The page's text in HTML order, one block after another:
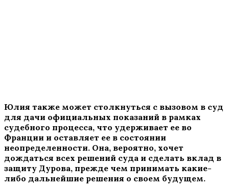
Юлия также может столкнуться с вызовом в суд
для дачи официальных показаний в рамках
судебного процесса, что удерживает ее во
Франции и оставляет ее в состоянии
неопределенности. Она, вероятно, хочет
дождаться всех решений суда и сделать вклад в
защиту Дурова, прежде чем принимать какие-
либо дальнейшие решения о своем будущем.